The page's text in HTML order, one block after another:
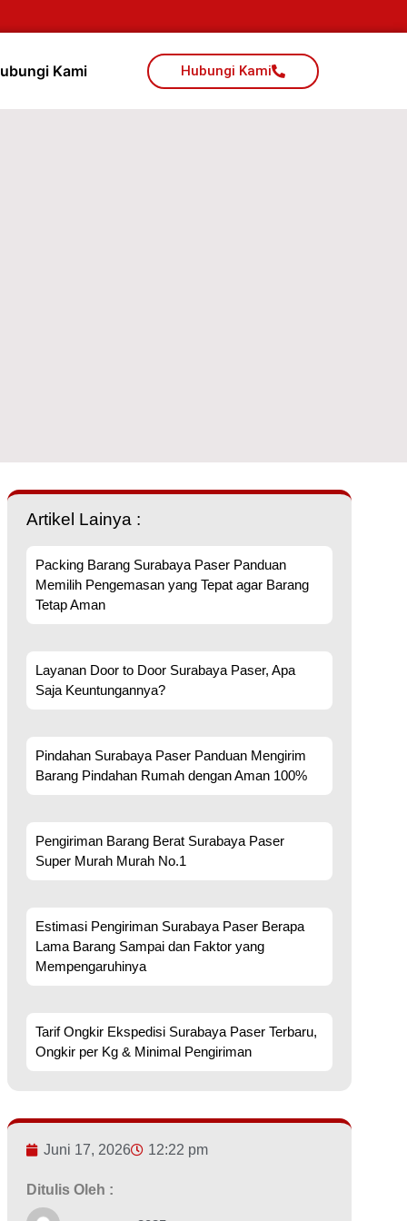
Kami Hubungi Kami
Artikel Lainya :
Packing Barang Surabaya Paser Panduan
Memilih Pengemasan yang Tepat agar Barang
Tetap Aman
Layanan Door to Door Surabaya Paser, Apa
Saja Keuntungannya?
Pindahan Surabaya Paser Panduan Mengirim
Barang Pindahan Rumah dengan Aman 100%
Pengiriman Barang Berat Surabaya Paser
Super Murah Murah No.1
Estimasi Pengiriman Surabaya Paser Berapa
Lama Barang Sampai dan Faktor yang
Mempengaruhinya
Tarif Ongkir Ekspedisi Surabaya Paser Terbaru,
Ongkir per Kg & Minimal Pengiriman
Juni 17, 2026 12:22 pm
Ditulis Oleh :